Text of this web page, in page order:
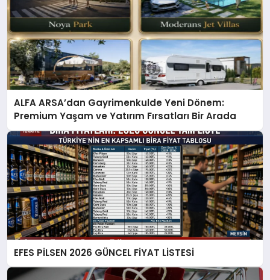
ALFA ARSA’dan Gayrimenkulde Yeni Dönem:
Premium Yaşam ve Yatırım Fırsatları Bir Arada
EFES PİLSEN 2026 GÜNCEL FİYAT LİSTESİ